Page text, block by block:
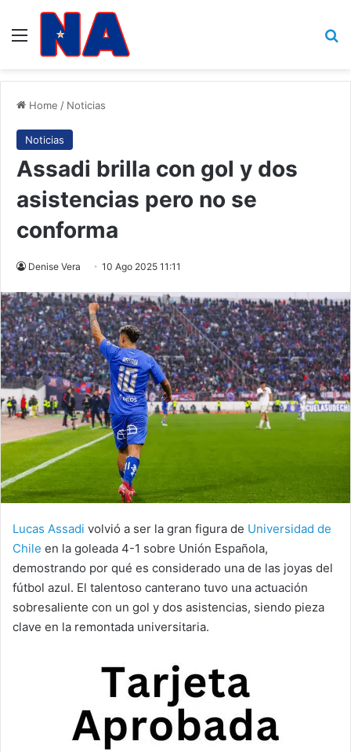
Menu
Home / Noticias
Noticias
Assadi brilla con gol y dos
asistencias pero no se
conforma
Denise Vera 10 Ago 2025 11:11
Lucas Assadi volvió a ser la gran figura de Universidad de
Chile en la goleada 4-1 sobre Unión Española,
demostrando por qué es considerado una de las joyas del
fútbol azul. El talentoso canterano tuvo una actuación
sobresaliente con un gol y dos asistencias, siendo pieza
clave en la remontada universitaria.